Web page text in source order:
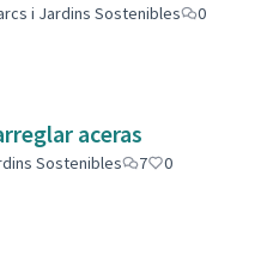
i Jardins Sostenibles
0
aceras
Sostenibles 7
0